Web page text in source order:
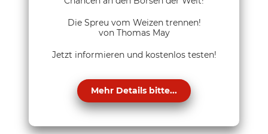
Die Spreu vom Weizen trennen!
von Thomas May
Jetzt informieren und kostenlos testen!
Mehr Details bitte...